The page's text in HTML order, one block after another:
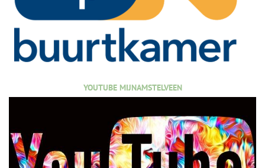
YOUTUBE MIJNAMSTELVEEN